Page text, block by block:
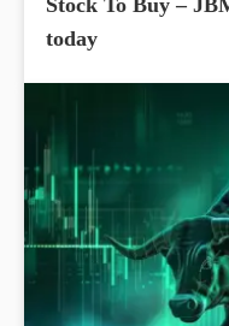
Stock To Buy –
today